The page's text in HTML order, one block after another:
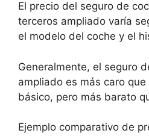
El precio del seguro de
terceros ampliado varía
el modelo del coche y el
Generalmente, el seguro
ampliado es más caro
básico, pero más barato
Ejemplo comparativo de